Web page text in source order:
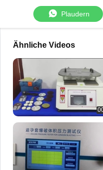
Plaudern
Ähnliche Videos